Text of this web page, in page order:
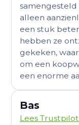
alleen
een stuk
hebben ze
gekeken,
om een
een enorme
Bas
Lees